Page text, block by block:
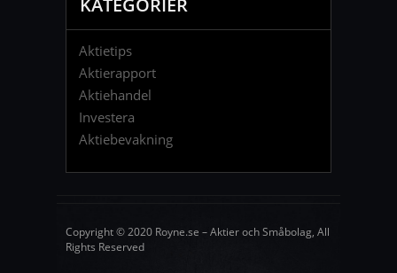
KATEGORIER
Aktietips
Aktierapport
Aktiehandel
Investera
Aktiebevakning
Copyright © 2020 Royne.se – Aktier och Småbolag, All
Rights Reserved